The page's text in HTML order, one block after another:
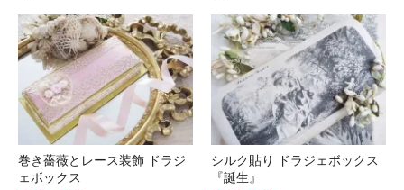
巻き薔薇とレース装飾 ドラジ
ェボックス
シルク貼り ドラジェボックス
『誕生』